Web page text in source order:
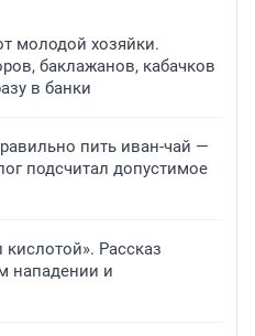
молодой хозяйки.
баклажанов, кабачков
в банки
пить иван-чай —
подсчитал допустимое
Рассказ
нападении и